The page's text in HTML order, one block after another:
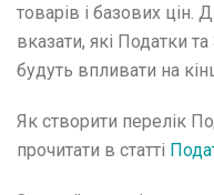
Купони і сертифікати
Як організувати
Використання
Подарункові картки
випускати та
Інструкція з
товарів і базових цін.
вказати, які Податки
будуть впливати на
Як створити перелік
прочитати в статті